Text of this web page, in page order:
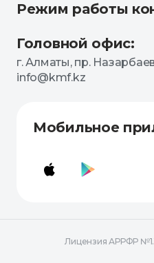
Режим работы
Головной офис:
г. Алматы, пр.
info@kmf.kz
Мобильное
Лицензия АРРФР